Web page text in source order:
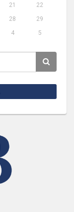
21
22
28
29
4 5